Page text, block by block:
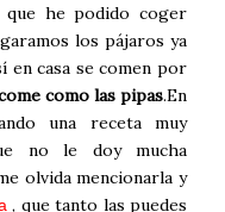
he podido coger
los pájaros ya
en casa se comen por
como las pipas.En
una receta muy
no le doy mucha
olvida mencionarla y
, que tanto las puedes